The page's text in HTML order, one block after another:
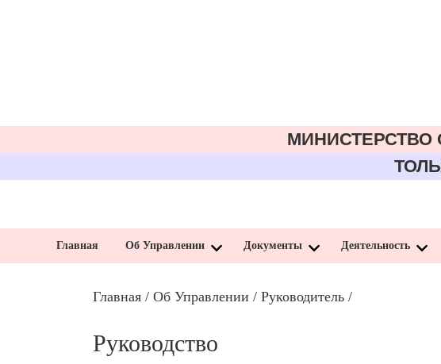
МИНИСТЕРСТВО
Главная Об Управлении Документы Деятельность
Главная / Об Управлении / Руководитель /
Руководство